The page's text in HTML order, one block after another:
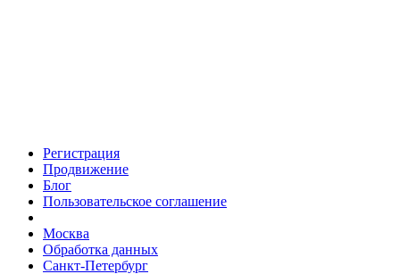
Регистрация
Продвижение
Блог
Пользовательское соглашение
Москва
Обработка данных
Санкт-Петербург